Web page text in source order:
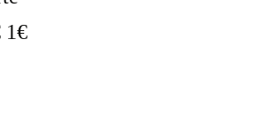
1€